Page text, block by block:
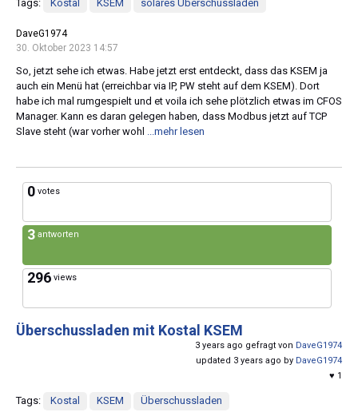
Tags: Kostal KSEM solares Überschussladen
DaveG1974
30. Oktober 2023 14:57
So, jetzt sehe ich etwas. Habe jetzt erst entdeckt, dass das KSEM ja
auch ein Menü hat (erreichbar via IP, PW steht auf dem KSEM). Dort
habe ich mal rumgespielt und et voila ich sehe plötzlich etwas im CFOS
Manager. Kann es daran gelegen haben, dass Modbus jetzt auf TCP
Slave steht (war vorher wohl ...mehr lesen
0 votes
3 antworten
296 views
Überschussladen mit Kostal KSEM
3 years ago gefragt von DaveG1974
updated 3 years ago by DaveG1974
♥ 1
Tags: Kostal KSEM Überschussladen